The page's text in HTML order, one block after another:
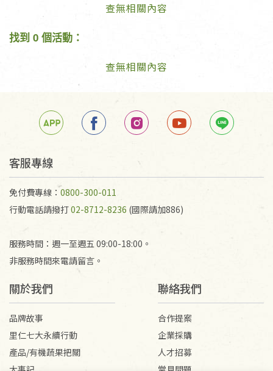
查無相關內容
找到 0 個活動：
查無相關內容
客服專線
免付費專線： 0800-300-011
行動電話請撥打02-8712-8236 (國際請加886)
服務時間：週一至週五 09:00-18:00。
非服務時間來電請留言。
關於我們
品牌故事
里仁七大永續行動
產品/有機蔬果把關
聯絡我們
合作提案
企業採購
人才招募